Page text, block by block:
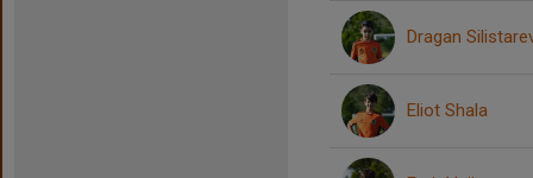
Dragan
Eliot Shala